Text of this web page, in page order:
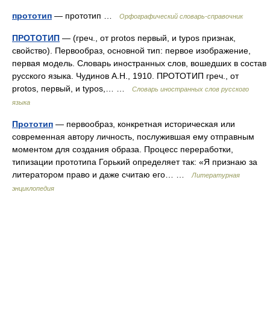
прототип — прототип … Орфографический словарь-справочник
ПРОТОТИП — (греч., от protos первый, и typos признак,
свойство). Первообраз, основной тип: первое изображение,
первая модель. Словарь иностранных слов, вошедших в состав
русского языка. Чудинов А.Н., 1910. ПРОТОТИП греч., от
protos, первый, и typos,… …
Словарь иностранных слов русского
языка
Прототип — первообраз, конкретная историческая или
современная автору личность, послужившая ему отправным
моментом для создания образа. Процесс переработки,
типизации прототипа Горький определяет так: «Я признаю за
литератором право и даже считаю его… …
Литературная
энциклопедия